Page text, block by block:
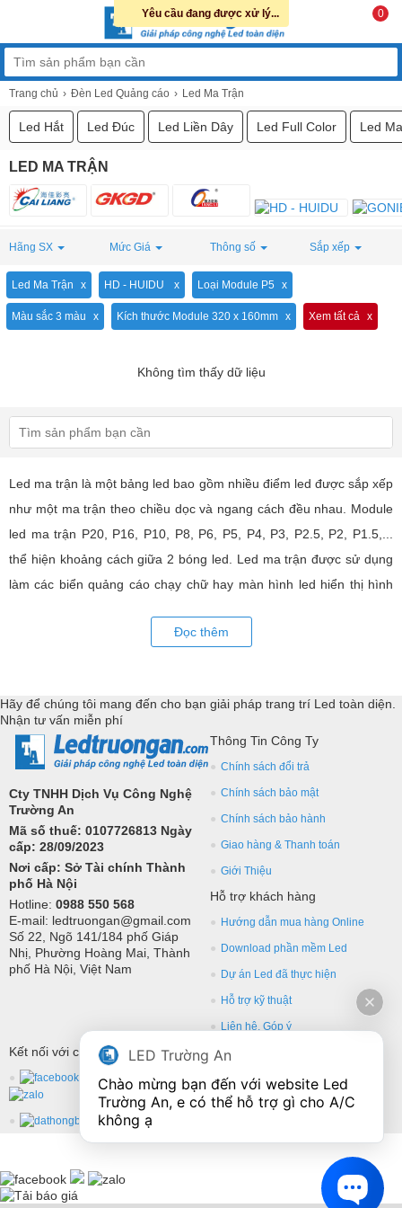
0
Trang chủ Đèn Led Quảng cáo Led Ma Trận
Led Hắt Led Đúc Led Liền Dây Led Full Color Led
LED MA TRẬN
Hãng SX Mức Giá Thông số Sắp xếp
Led Ma Trận HD - HUIDU Loại Module P5
Màu sắc 3 màu Kích thước Module 320 x 160mm Xem tất cả
Không tìm thấy dữ liệu
Led ma trận là một bảng led bao gồm nhiều điểm led được sắp xếp
như một ma trận theo chiều dọc và ngang cách đều nhau. Module
led ma trận P20, P16, P10, P8, P6, P5, P4, P3, P2.5, P2, P1.5,...
thể hiện khoảng cách giữa 2 bóng led. Led ma trận được sử dụng
làm các biển quảng cáo chạy chữ hay màn hình led hiển thị hình
nhiều lĩnh vực của cuộc sống. LED Trường An cung cấp tất cả các
YRL,...Tư vấn giả pháp, hỗ trợ kỹ thuật chuyên sâu cho các
ứng dụng trang trí led.
Đọc thêm
Hãy để chúng tôi mang đến cho bạn giải pháp trang trí Led toàn diện.
Nhận tư vấn miễn phí
Cty TNHH Dịch Vụ Công Nghệ
Trường An
Mã số thuế: 0107726813 Ngày
cấp: 28/09/2023
Nơi cấp: Sở Tài chính Thành
phố Hà Nội
Hotline: 0988 550 568
E-mail: ledtruongan@gmail.com
Số 22, Ngõ 141/184 phố Giáp
Nhị, Phường Hoàng Mai, Thành
phố Hà Nội, Việt Nam
Thông Tin Công Ty
Chính sách đổi trả
Chính sách bảo mật
Chính sách bảo hành
Giao hàng & Thanh toán
Giới Thiệu
Hỗ trợ khách hàng
Hướng dẫn mua hàng Online
Download phần mềm Led
Dự án Led đã thực hiện
Hỗ trợ kỹ thuật
Liên hệ, Góp ý
Kết nối với chúng tôi
Yêu cầu đang được xử lý...
LED Trường An
Chào mừng bạn đến với website Led
Trường An, e có thể hỗ trợ gì cho A/C
không ạ